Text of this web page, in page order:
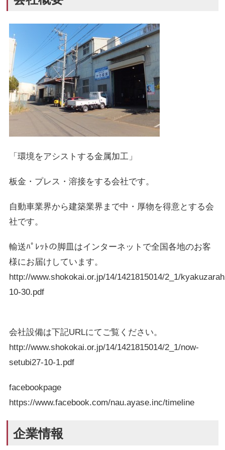
「環境をアシストする金属加工」
板金・プレス・溶接をする会社です。
自動車業界から建築業界まで中・厚物を得意とする会
社です。
輸送ﾊﾟﾚｯﾄの脚皿はインターネットで全国各地のお客
様にお届けしています。
http://www.shokokai.or.jp/14/1421815014/2_1/
10-30.pdf
会社設備は下記URLにてご覧ください。
http://www.shokokai.or.jp/14/1421815014/2_1/now-
setubi27-10-1.pdf
facebookpage
https://www.facebook.com/nau.ayase.inc/timeline
企業情報